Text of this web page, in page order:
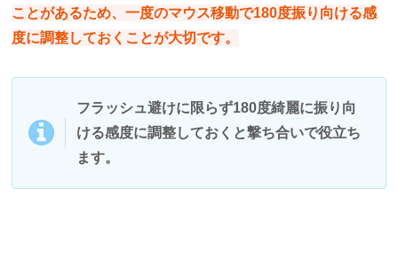
ことがあるため、一度のマウス移動で180度振り向ける感
度に調整しておくことが大切です。
フラッシュ避けに限らず180度綺麗に振り向
ける感度に調整しておくと撃ち合いで役立ち
ます。